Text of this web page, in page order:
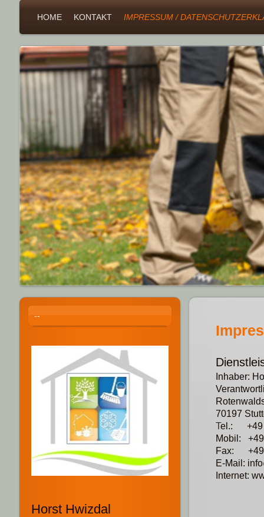
HOME KONTAKT IMPRESSUM /
D
Inhaber:
70197
Tel.: +49
Mobil:
Fax:
E-Mail:
Internet:
--
Horst Hwizdal